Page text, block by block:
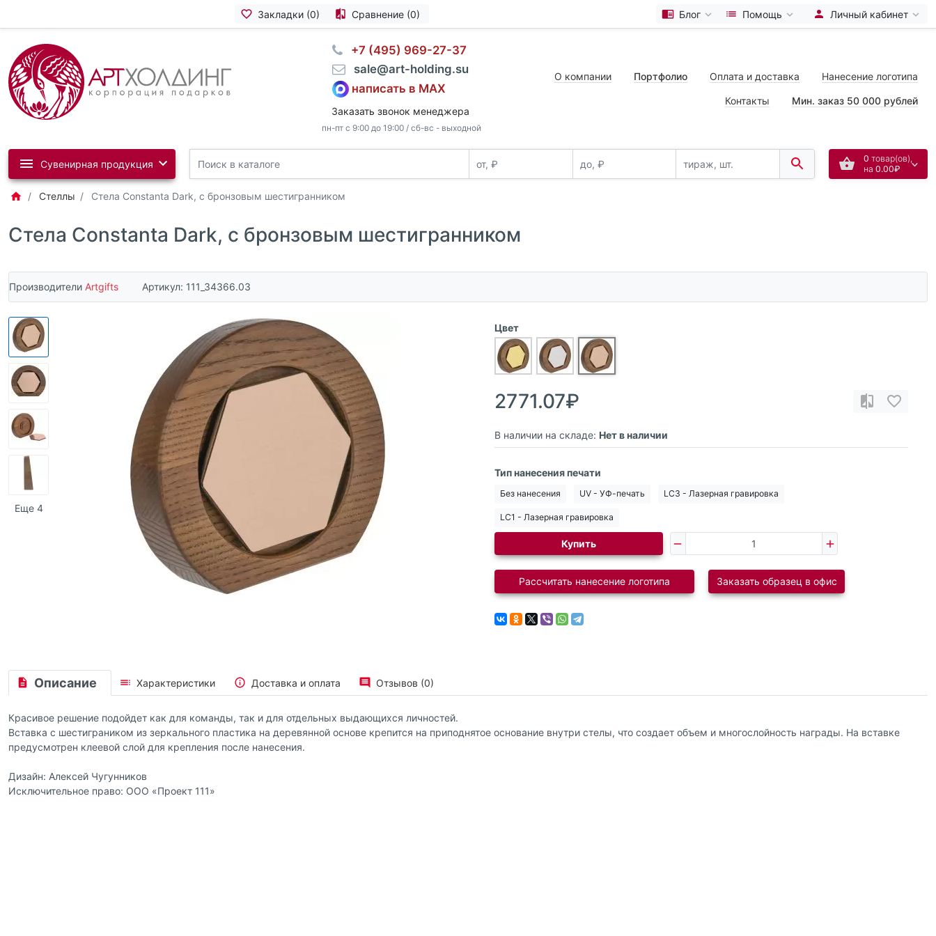
Закладки (0) Сравнение (0) Блог Помощь Личный кабинет
⠀+7 (495) 969-27-37
⠀sale@art-holding.su
написать в MAX
Заказать звонок менеджера
пн-пт с 9:00 до 19:00 / сб-вс - выходной
О компании Портфолио Оплата и доставка Нанесение логотипа
Контакты Мин. заказ 50 000 рублей
0 товар(ов),
на 0.00₽
Сувенирная продукция
Стеллы Стела Constanta Dark, с бронзовым шестигранником
Стела Constanta Dark, с бронзовым шестигранником
Производители Artgifts Артикул: 111_34366.03
Еще 4
Цвет
2771.07₽
В наличии на складе: Нет в наличии
Тип нанесения печати
Без нанесения UV - УФ-печать LC3 - Лазерная гравировка
LC1 - Лазерная гравировка
Купить
Рассчитать нанесение логотипа Заказать образец в офис
Описание Характеристики Доставка и оплата Отзывов (0)
Красивое решение подойдет как для команды, так и для отдельных выдающихся личностей.
Вставка с шестиграником из зеркального пластика на деревянной основе крепится на приподнятое основание внутри стелы, что создает объем и многослойность награды. На вставке
предусмотрен клеевой слой для крепления после нанесения.
Дизайн: Алексей Чугунников
Исключительное право: ООО «Проект 111»